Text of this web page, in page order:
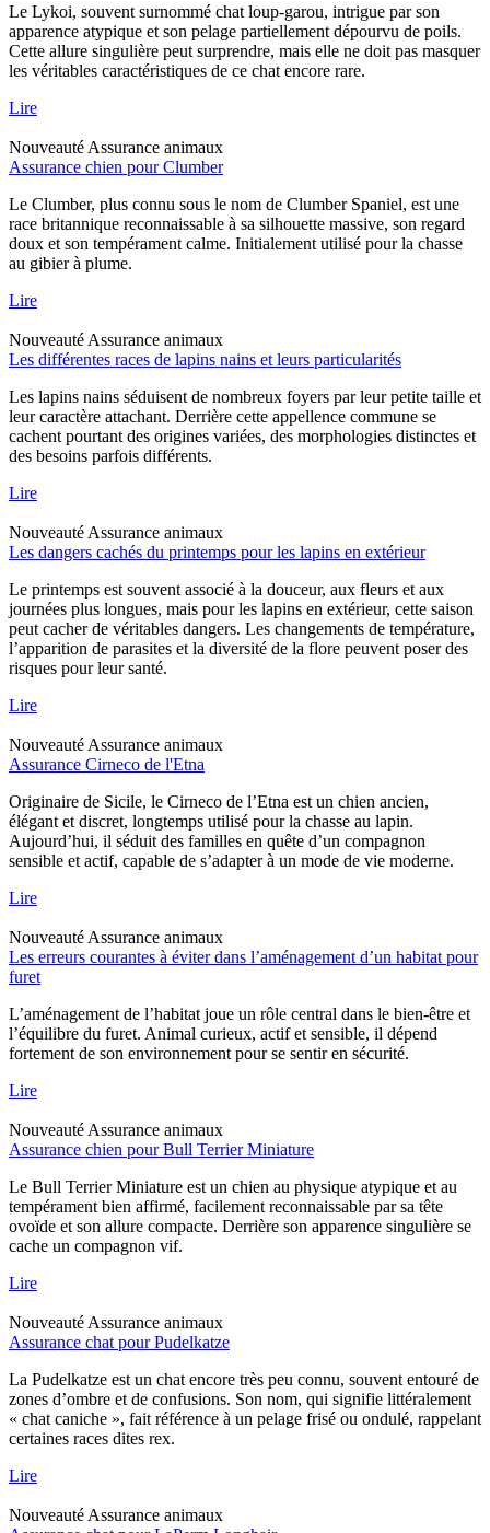
Le Lykoi, souvent surnommé chat loup-garou, intrigue par son
apparence atypique et son pelage partiellement dépourvu de poils.
Cette allure singulière peut surprendre, mais elle ne doit pas masquer
les véritables caractéristiques de ce chat encore rare.
Lire
Nouveauté Assurance animaux
Assurance chien pour Clumber
Le Clumber, plus connu sous le nom de Clumber Spaniel, est une
race britannique reconnaissable à sa silhouette massive, son regard
doux et son tempérament calme. Initialement utilisé pour la chasse
au gibier à plume.
Lire
Nouveauté Assurance animaux
Les différentes races de lapins nains et leurs particularités
Les lapins nains séduisent de nombreux foyers par leur petite taille et
leur caractère attachant. Derrière cette appellence commune se
cachent pourtant des origines variées, des morphologies distinctes et
des besoins parfois différents.
Lire
Nouveauté Assurance animaux
Les dangers cachés du printemps pour les lapins en extérieur
Le printemps est souvent associé à la douceur, aux fleurs et aux
journées plus longues, mais pour les lapins en extérieur, cette saison
peut cacher de véritables dangers. Les changements de température,
l’apparition de parasites et la diversité de la flore peuvent poser des
risques pour leur santé.
Lire
Nouveauté Assurance animaux
Assurance Cirneco de l'Etna
Originaire de Sicile, le Cirneco de l’Etna est un chien ancien,
élégant et discret, longtemps utilisé pour la chasse au lapin.
Aujourd’hui, il séduit des familles en quête d’un compagnon
sensible et actif, capable de s’adapter à un mode de vie moderne.
Lire
Nouveauté Assurance animaux
Les erreurs courantes à éviter dans l’aménagement d’un habitat pour
furet
L’aménagement de l’habitat joue un rôle central dans le bien-être et
l’équilibre du furet. Animal curieux, actif et sensible, il dépend
fortement de son environnement pour se sentir en sécurité.
Lire
Nouveauté Assurance animaux
Assurance chien pour Bull Terrier Miniature
Le Bull Terrier Miniature est un chien au physique atypique et au
tempérament bien affirmé, facilement reconnaissable par sa tête
ovoïde et son allure compacte. Derrière son apparence singulière se
cache un compagnon vif.
Lire
Nouveauté Assurance animaux
Assurance chat pour Pudelkatze
La Pudelkatze est un chat encore très peu connu, souvent entouré de
zones d’ombre et de confusions. Son nom, qui signifie littéralement
« chat caniche », fait référence à un pelage frisé ou ondulé, rappelant
certaines races dites rex.
Lire
Nouveauté Assurance animaux